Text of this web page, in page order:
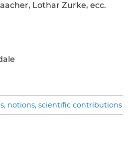
Lothar Zurke, ecc.
notions, scientific contributions